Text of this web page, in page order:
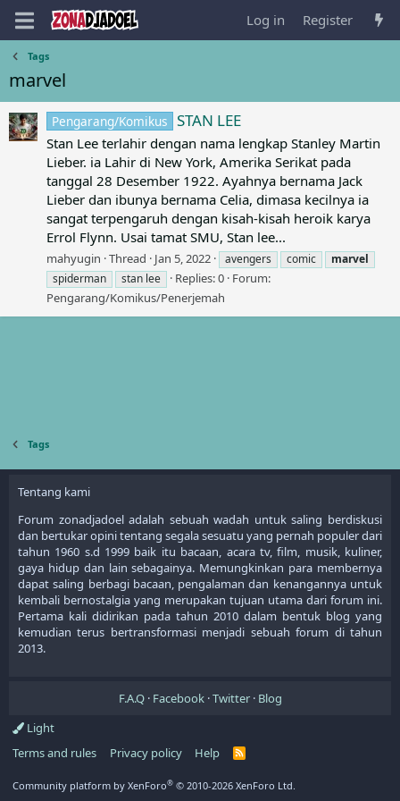
Log in Register
Tags
marvel
Pengarang/Komikus STAN LEE
Stan Lee terlahir dengan nama lengkap Stanley Martin
Lieber. ia Lahir di New York, Amerika Serikat pada
tanggal 28 Desember 1922. Ayahnya bernama Jack
Lieber dan ibunya bernama Celia, dimasa kecilnya ia
sangat terpengaruh dengan kisah-kisah heroik karya
Errol Flynn. Usai tamat SMU, Stan lee...
mahyugin Thread Jan 5, 2022 avengers comic
marvel
spiderman
stan lee Replies: 0 Forum:
Pengarang/Komikus/Penerjemah
Tags
Tentang kami
Forum zonadjadoel adalah sebuah wadah untuk saling berdiskusi
dan bertukar opini tentang segala sesuatu yang pernah populer dari
tahun 1960 s.d 1999 baik itu bacaan, acara tv, film, musik, kuliner,
gaya hidup dan lain sebagainya. Memungkinkan para membernya
dapat saling berbagi bacaan, pengalaman dan kenangannya untuk
kembali bernostalgia yang merupakan tujuan utama dari forum ini.
Pertama kali didirikan pada tahun 2010 dalam bentuk blog yang
kemudian terus bertransformasi menjadi sebuah forum di tahun
2013.
F.A.Q Facebook Twitter Blog
Light
Terms and rules
Privacy policy Help
R
Community platform by XenForo® © 2010-2026 XenForo Ltd.